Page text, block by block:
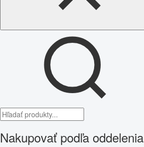
Nakupovať podľa oddelenia